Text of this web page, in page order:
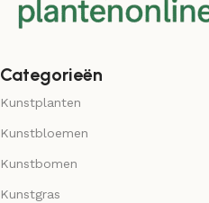
Categorieën
Kunstplanten
Kunstbloemen
Kunstbomen
Kunstgras